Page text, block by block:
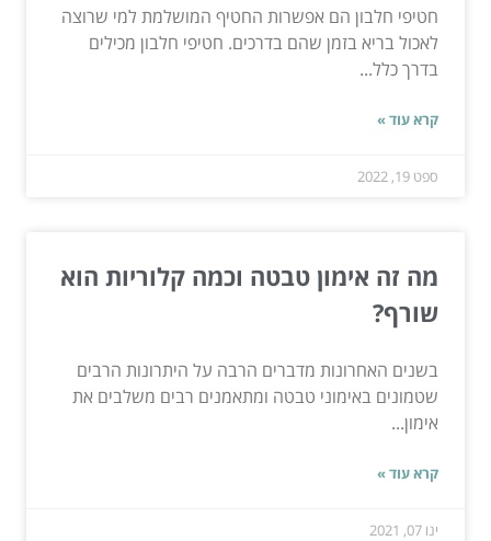
חטיפי חלבון הם אפשרות החטיף המושלמת למי שרוצה
לאכול בריא בזמן שהם בדרכים. חטיפי חלבון מכילים
בדרך כלל...
קרא עוד »
ספט 19, 2022
מה זה אימון טבטה וכמה קלוריות הוא
שורף?
בשנים האחרונות מדברים הרבה על היתרונות הרבים
שטמונים באימוני טבטה ומתאמנים רבים משלבים את
אימון...
קרא עוד »
ינו 07, 2021